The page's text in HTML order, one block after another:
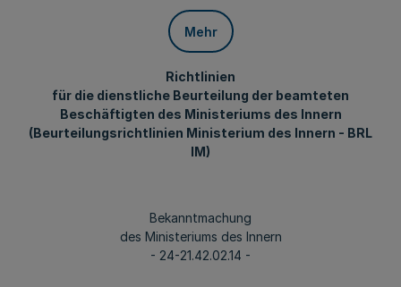
Mehr
Richtlinien
für die dienstliche Beurteilung der beamteten
Beschäftigten des Ministeriums des Innern
(Beurteilungsrichtlinien Ministerium des Innern - BRL
IM)
Bekanntmachung
des Ministeriums des Innern
- 24-21.42.02.14 -